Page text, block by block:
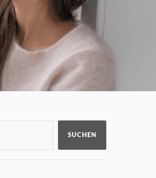
SUCHEN